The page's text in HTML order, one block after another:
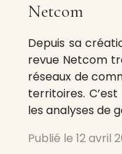
Netcom
Depuis sa
revue Netcom
réseaux de
territoires.
les analyses de
disciplines
Publié le 12 avril